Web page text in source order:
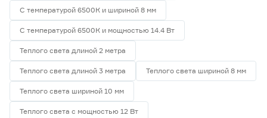
С температурой 6500К и шириной 8 мм
С температурой 6500К и мощностью 14.4 Вт
Теплого света длиной 2 метра
Теплого света длиной 3 метра Теплого света шириной 8 мм
Теплого света шириной 10 мм
Теплого света с мощностью 12 Вт